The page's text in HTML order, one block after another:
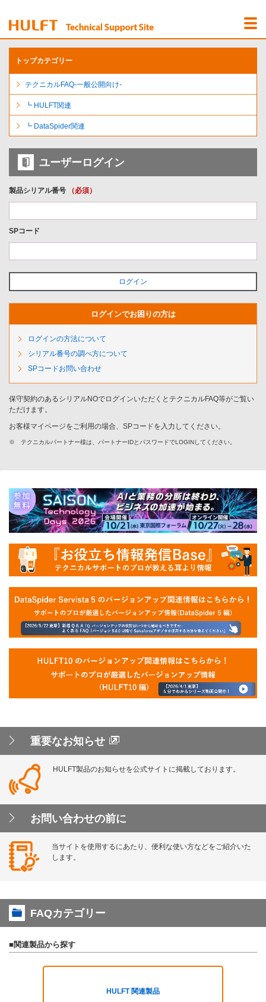
Menu
Open
重要なお知らせ
HULFT製品のお知らせを公式サイトに掲載しております。
お問い合わせの前に
当サイトを使用するにあたり、便利な使い方などをご紹介いた
します。
FAQカテゴリー
■関連製品から探す
HULFT 関連製品
トップカテゴリー
テクニカルFAQ-一般公開向け-
┗ HULFT関連
┗ DataSpider関連
ユーザーログイン
製品シリアル番号 （必須）
SPコード
ログイン
ログインでお困りの方は
ログインの方法について
シリアル番号の調べ方について
SPコードお問い合わせ
保守契約のあるシリアルNOでログインいただくとテクニカルFAQ等がご覧い
ただけます。
お客様マイページをご利用の場合、SPコードを入力してください。
※ テクニカルパートナー様は、パートナーIDとパスワードでLOGINしてください。